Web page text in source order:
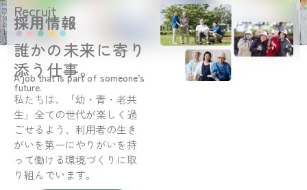
Recruit
採用情報
誰かの未来に寄り
添う仕事。
A job that is part of someone’s
future.
私たちは、「幼・青・老共
生」全ての世代が楽しく過
ごせるよう、利用者の生き
がいを第一にやりがいを持
って働ける環境づくりに取
り組んでいます。